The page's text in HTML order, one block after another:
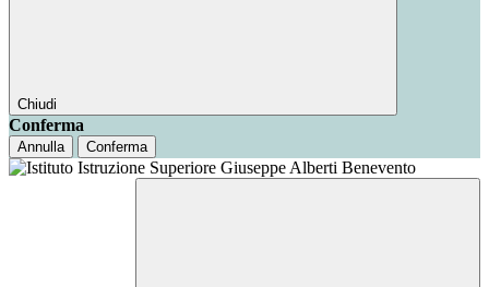
Chiudi
Conferma
Annulla Conferma